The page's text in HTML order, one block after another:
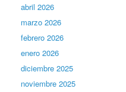
abril 2026
marzo 2026
febrero 2026
enero 2026
diciembre 2025
noviembre 2025